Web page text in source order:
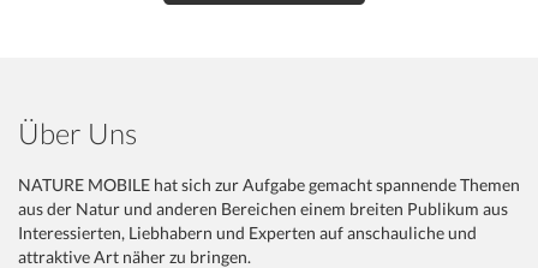
Über Uns
NATURE MOBILE hat sich zur Aufgabe gemacht spannende Themen
aus der Natur und anderen Bereichen einem breiten Publikum aus
Interessierten, Liebhabern und Experten auf anschauliche und
attraktive Art näher zu bringen.